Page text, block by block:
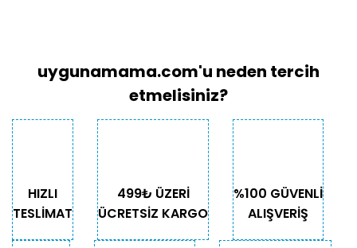
uygunamama.com'u neden tercih
etmelisiniz?
HIZLI
TESLİMAT
499₺ ÜZERİ
ÜCRETSİZ KARGO
%100 GÜVENLİ
ALIŞVERİŞ